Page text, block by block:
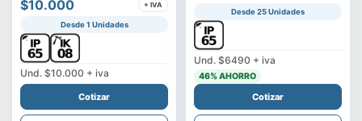
Vega
$10.000 + IVA
Desde 1 Unidades
Und. $10.000 + iva
Cotizar
Desde 25 Unidades
Und. $6490 + iva
46% AHORRO
Cotizar